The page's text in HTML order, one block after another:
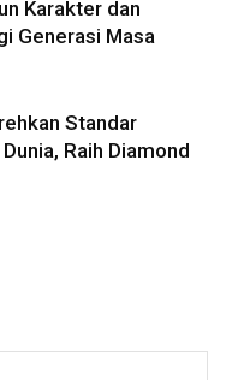
Karakter dan
Generasi Masa
Standar
Raih Diamond